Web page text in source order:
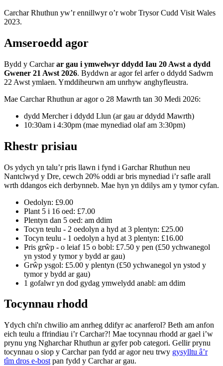
Carchar Rhuthun yw’r ennillwyr o’r wobr Trysor Cudd Visit Wales
2023.
Amseroedd agor
Bydd y Carcharar gau i ymwelwyr ddydd Iau 20 Awst a dydd
Gwener 21 Awst 2026. Byddwn ar agor fel arfer o ddydd Sadwrn
22 Awst ymlaen. Ymddiheurwn am unrhyw anghyfleustra.
Mae Carchar Rhuthun ar agor o 28 Mawrth tan 30 Medi 2026:
dydd Mercher i ddydd Llun (ar gau ar ddydd Mawrth)
10:30am i 4:30pm (mae mynediad olaf am 3:30pm)
Rhestr prisiau
Os ydych yn talu’r pris llawn i fynd i Garchar Rhuthun neu
Nantclwyd y Dre, cewch 20% oddi ar bris mynediad i’r safle arall
wrth ddangos eich derbynneb. Mae hyn yn ddilys am y tymor cyfan.
Oedolyn: £9.00
Plant 5 i 16 oed: £7.00
Plentyn dan 5 oed: am ddim
Tocyn teulu - 2 oedolyn a hyd at 3 plentyn: £25.00
Tocyn teulu - 1 oedolyn a hyd at 3 plentyn: £16.00
Pris grŵp - o leiaf 15 o bobl: £7.50 y pen (£50 ychwanegol
yn ystod y tymor y bydd ar gau)
Grŵp ysgol: £5.00 y plentyn (£50 ychwanegol yn ystod y
tymor y bydd ar gau)
1 gofalwr yn dod gydag ymwelydd anabl: am ddim
Tocynnau rhodd
Ydych chi'n chwilio am anrheg ddifyr ac anarferol? Beth am anfon
eich teulu a ffrindiau i’r Carchar?! Mae tocynnau rhodd ar gael i’w
prynu yng Ngharchar Rhuthun ar gyfer pob categori. Gellir prynu
tocynnau o siop y Carchar pan fydd ar agor neu trwy gysylltu â’r
tîm dros e-bost pan fydd y Carchar ar gau.